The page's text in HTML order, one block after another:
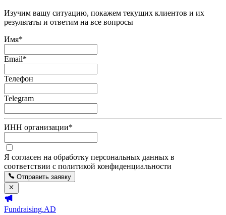
Изучим вашу ситуацию, покажем текущих клиентов и их
результаты и ответим на все вопросы
Имя*
Email*
Телефон
Telegram
ИНН организации*
Я согласен на обработку персональных данных в
соответствии с политикой конфиденциальности
Отправить заявку
Fundraising.AD